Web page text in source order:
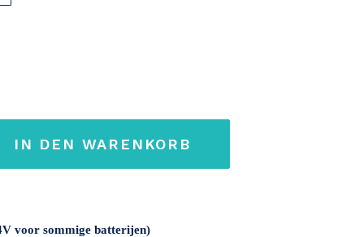
IN DEN WARENKORB
voor sommige batterijen)